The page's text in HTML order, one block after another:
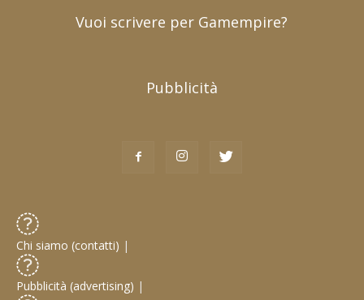
Vuoi scrivere per Gamempire?
Pubblicità
Chi siamo (contatti) |
Pubblicità (advertising) |